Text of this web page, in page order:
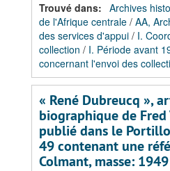
Trouvé dans: Archives
de l'Afrique centrale / AA,
des services d'appui / I.
collection / I. Période avant
concernant l'envoi des
« René Dubreucq »,
biographique de
publié dans le
49 contenant une
Colmant, masse: